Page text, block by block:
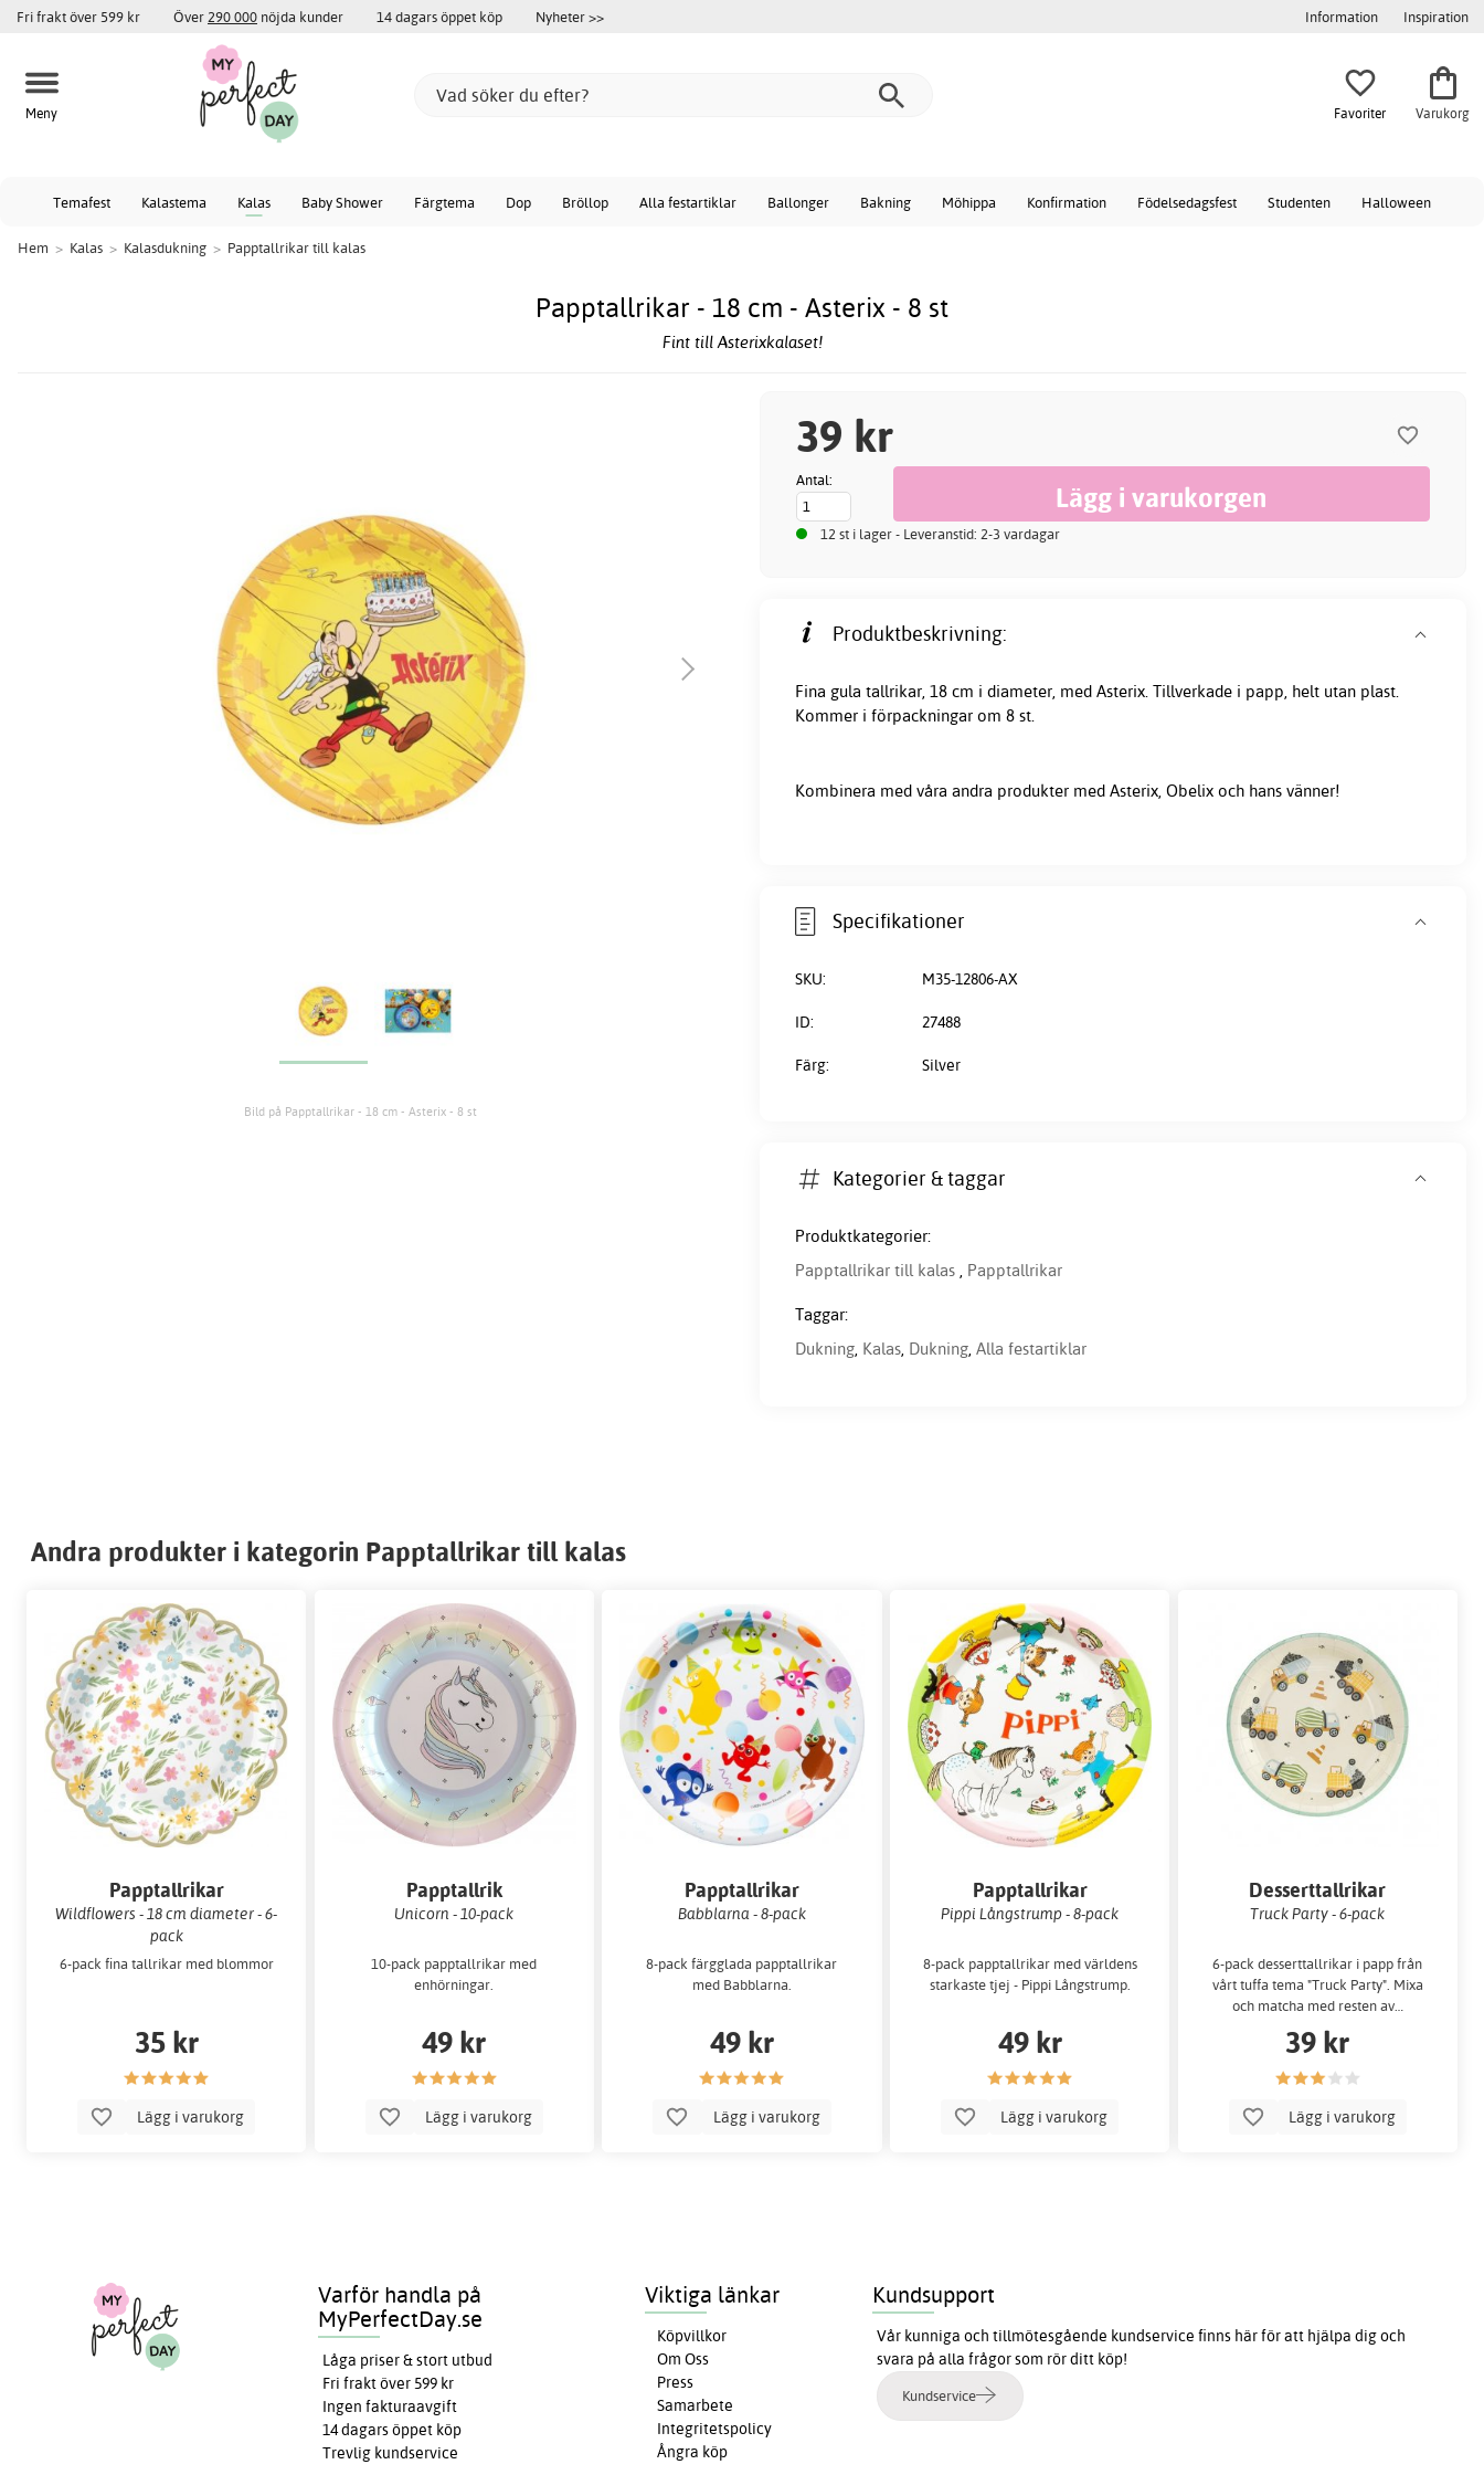
Fri frakt över 599 kr Över 290 000 nöjda kunder 14 dagars öppet köp Nyheter >> Information Inspiration
Meny Favoriter Varukorg
Temafest Kalastema Kalas Baby Shower Färgtema Dop Bröllop Alla festartiklar Ballonger Bakning Möhippa Konfirmation Födelsedagsfest Studenten Halloween
Hem > Kalas > Kalasdukning > Papptallrikar till kalas
Papptallrikar - 18 cm - Asterix - 8 st
Fint till Asterixkalaset!
Bild på Papptallrikar - 18 cm - Asterix - 8 st
39 kr
Antal:
12 st i lager - Leveranstid: 2-3 vardagar
Produktbeskrivning:
Fina gula tallrikar, 18 cm i diameter, med Asterix. Tillverkade i papp, helt utan plast.
Kommer i förpackningar om 8 st.
Kombinera med våra andra produkter med Asterix, Obelix och hans vänner!
Specifikationer
SKU: M35-12806-AX
ID: 27488
Färg: Silver
Kategorier & taggar
Produktkategorier:
Papptallrikar till kalas , Papptallrikar
Taggar:
Dukning, Kalas, Dukning, Alla festartiklar
Andra produkter i kategorin Papptallrikar till kalas
Papptallrikar
Wildflowers - 18 cm diameter - 6-
pack
6-pack fina tallrikar med blommor
35 kr
Lägg i varukorg
Papptallrik
Unicorn - 10-pack
10-pack papptallrikar med
enhörningar.
49 kr
Lägg i varukorg
Papptallrikar
Babblarna - 8-pack
8-pack färgglada papptallrikar
med Babblarna.
49 kr
Lägg i varukorg
Papptallrikar
Pippi Långstrump - 8-pack
8-pack papptallrikar med världens
starkaste tjej - Pippi Långstrump.
49 kr
Lägg i varukorg
Desserttallrikar
Truck Party - 6-pack
6-pack desserttallrikar i papp från
vårt tuffa tema "Truck Party". Mixa
och matcha med resten av…
39 kr
Lägg i varukorg
Varför handla på
MyPerfectDay.se
Låga priser & stort utbud
Fri frakt över 599 kr
Ingen fakturaavgift
14 dagars öppet köp
Trevlig kundservice
Viktiga länkar
Köpvillkor
Om Oss
Press
Samarbete
Integritetspolicy
Ångra köp
Kundsupport
Vår kunniga och tillmötesgående kundservice finns här för att hjälpa dig och
svara på alla frågor som rör ditt köp!
Kundservice